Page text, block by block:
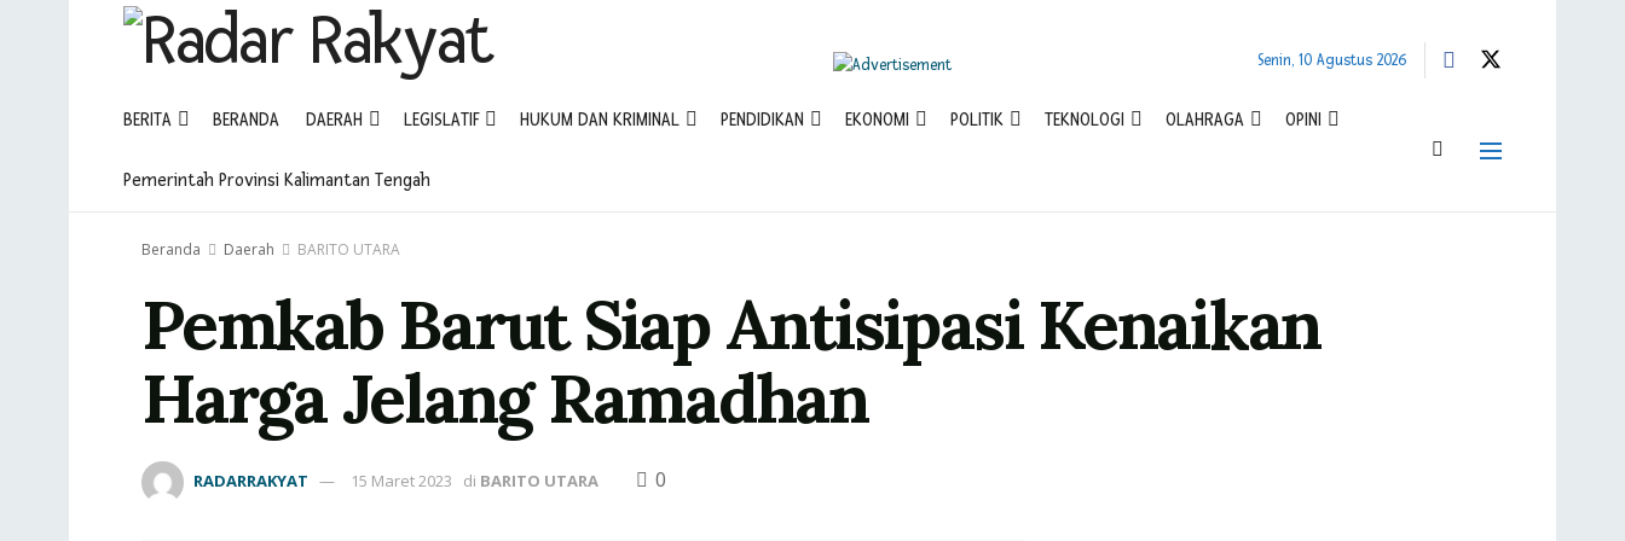
Senin, 10 Agustus 2026
BERITA BERANDA DAERAH LEGISLATIF HUKUM DAN KRIMINAL PENDIDIKAN EKONOMI POLITIK TEKNOLOGI OLAHRAGA OPINI
Pemerintah Provinsi Kalimantan Tengah
Beranda Daerah BARITO UTARA
Pemkab Barut Siap Antisipasi Kenaikan
Harga Jelang Ramadhan
RADARRAKYAT 15 Maret 2023 di BARITO UTARA 0